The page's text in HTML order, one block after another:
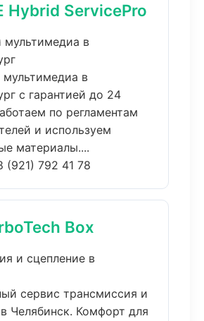
Hybrid ServicePro
мультимедиа в
мультимедиа в
с гарантией до 24
по регламентам
и используем
материалы....
(921) 792 41 78
Box
и сцепление в
сервис трансмиссия и
Челябинск. Комфорт для